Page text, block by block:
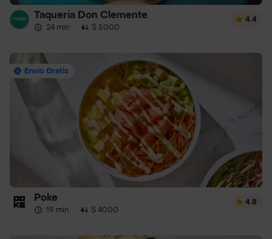
Taquería Don Clemente
24 min · $ 5000
4.4
Envío Gratis
Poke
19 min · $ 4000
4.8